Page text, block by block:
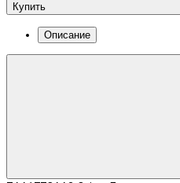
Купить
Описание